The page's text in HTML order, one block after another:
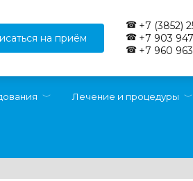
на приём
+7 (3852)
+7 903
+7 960
Лечение и процедуры